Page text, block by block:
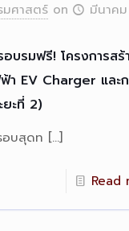
ศาสตร์ on
มีนาคม
บรมฟรี! โครงการสร้
EV Charger และก
ะที่ 2)
อบสุดท […]
Read